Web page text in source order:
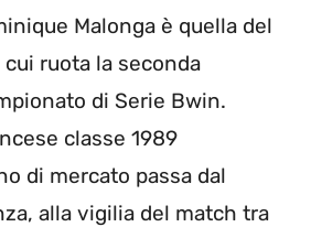
Malonga è quella del
ruota la seconda
di Serie Bwin.
classe 1989
di mercato passa dal
alla vigilia del match tra